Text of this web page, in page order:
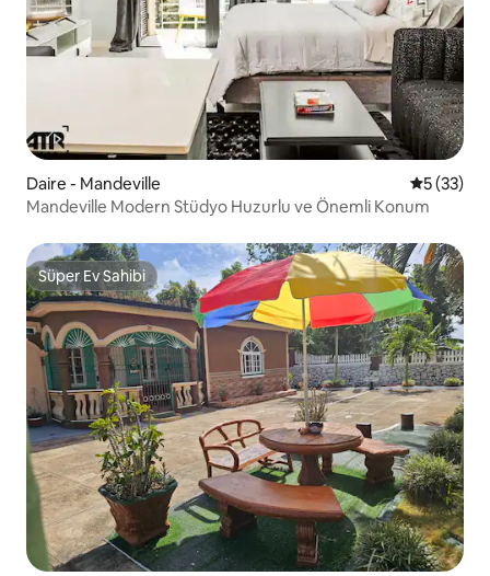
Daire - Mandeville 55 (33)
Mandeville Modern Stüdyo Huzurlu ve Önemli Konum
Süper Ev Sahibi
Süper Ev Sahibi